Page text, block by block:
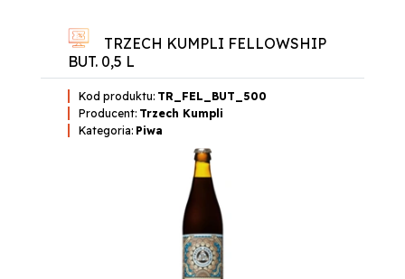
TRZECH KUMPLI FELLOWSHIP
BUT. 0,5 L
Kod produktu: TR_FEL_BUT_500
Producent: Trzech Kumpli
Kategoria: Piwa